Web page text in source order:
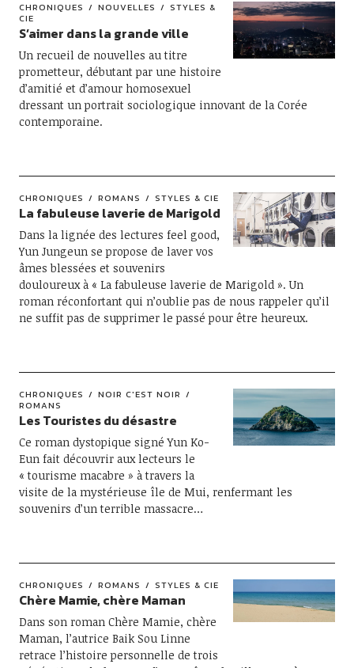
CHRONIQUES NOUVELLES
STYLES &
CIE
S’aimer dans la grande ville
Un recueil de nouvelles au titre
prometteur, débutant par une histoire
d’amitié et d’amour homosexuel
dressant un portrait sociologique innovant de la Corée
contemporaine.
CHRONIQUES ROMANS STYLES & CIE
La fabuleuse laverie de Marigold
Dans la lignée des lectures feel good,
Yun Jungeun se propose de laver vos
âmes blessées et souvenirs
douloureux à « La fabuleuse laverie de Marigold ». Un
roman réconfortant qui n’oublie pas de nous rappeler qu’il
ne suffit pas de supprimer le passé pour être heureux.
CHRONIQUES
NOIR C'EST NOIR
ROMANS
Les Touristes du désastre
Ce roman dystopique signé Yun Ko-
Eun fait découvrir aux lecteurs le
« tourisme macabre » à travers la
visite de la mystérieuse île de Mui, renfermant les
souvenirs d’un terrible massacre…
CHRONIQUES ROMANS STYLES & CIE
Chère Mamie, chère Maman
Dans son roman Chère Mamie, chère
Maman, l’autrice Baik Sou Linne
retrace l’histoire personnelle de trois